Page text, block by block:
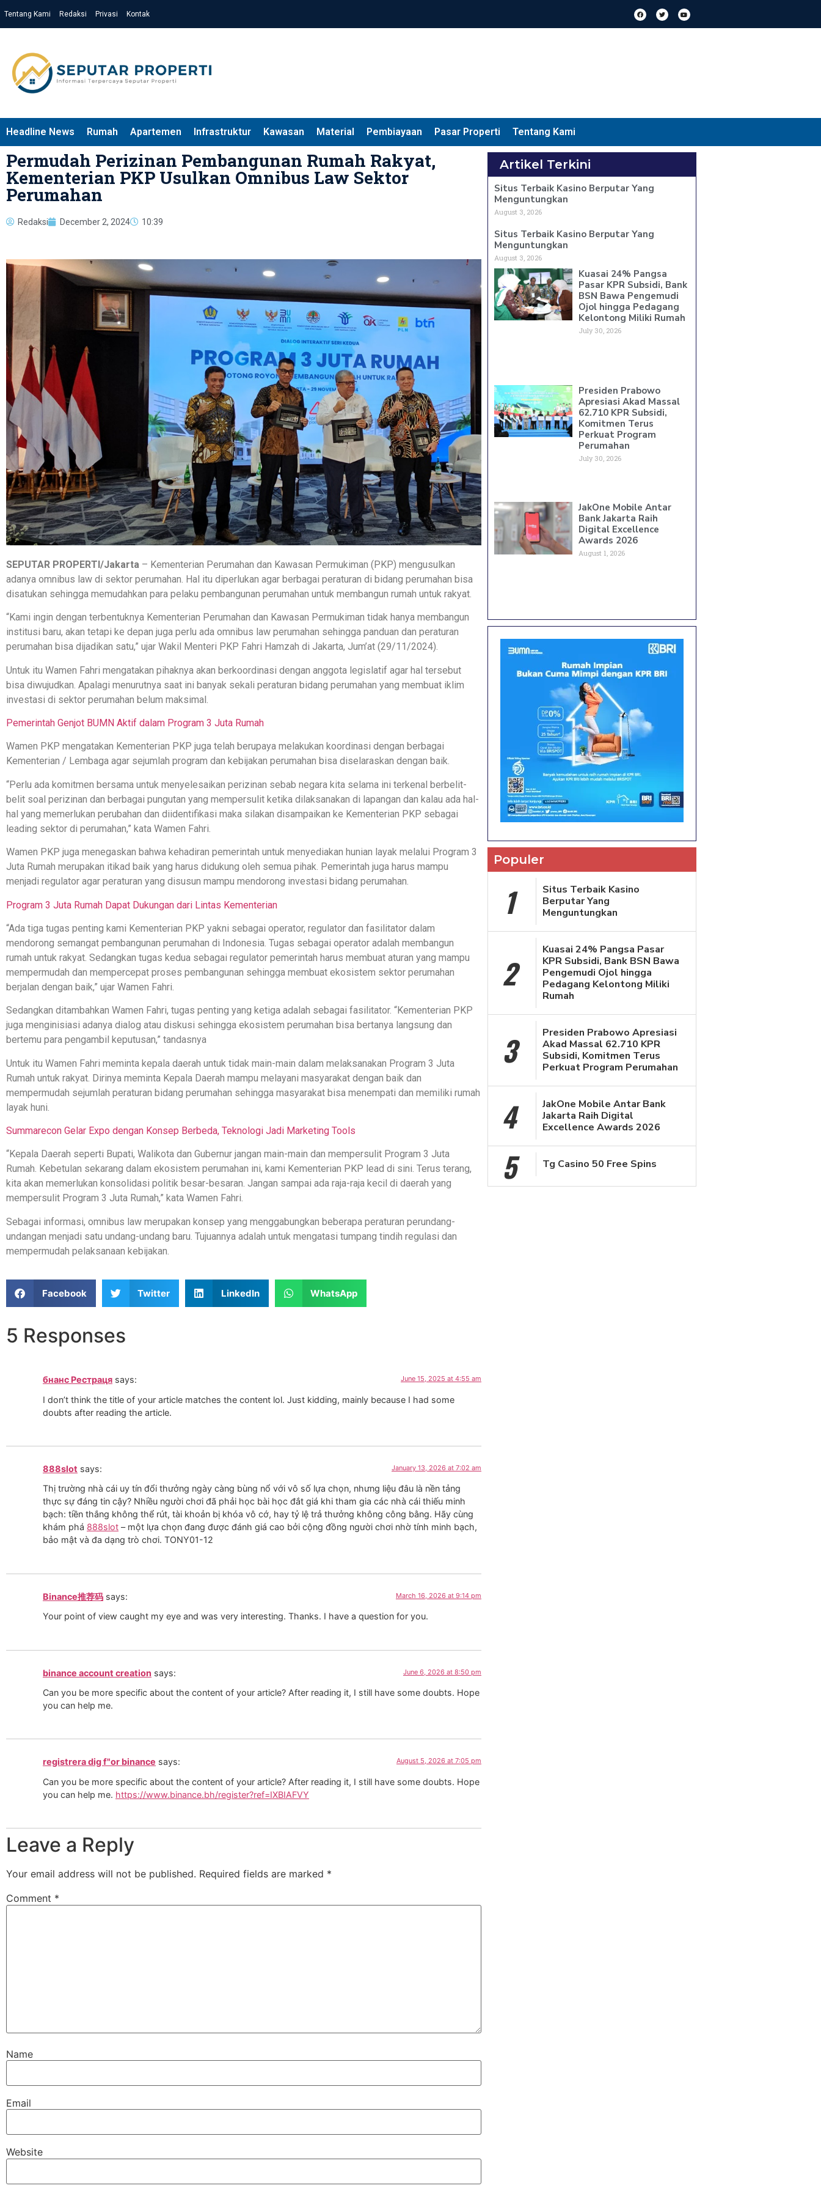
Tentang Kami Redaksi Privasi Kontak
Headline News Rumah Apartemen Infrastruktur Kawasan Material Pembiayaan Pasar Properti Tentang Kami
Permudah Perizinan Pembangunan Rumah Rakyat,
Kementerian PKP Usulkan Omnibus Law Sektor
Perumahan
Redaksi December 2, 2024 10:39
SEPUTAR PROPERTI/Jakarta – Kementerian Perumahan dan Kawasan Permukiman (PKP) mengusulkan
adanya omnibus law di sektor perumahan. Hal itu diperlukan agar berbagai peraturan di bidang perumahan bisa
disatukan sehingga memudahkan para pelaku pembangunan perumahan untuk membangun rumah untuk rakyat.
“Kami ingin dengan terbentuknya Kementerian Perumahan dan Kawasan Permukiman tidak hanya membangun
institusi baru, akan tetapi ke depan juga perlu ada omnibus law perumahan sehingga panduan dan peraturan
perumahan bisa dijadikan satu,” ujar Wakil Menteri PKP Fahri Hamzah di Jakarta, Jum’at (29/11/2024).
Untuk itu Wamen Fahri mengatakan pihaknya akan berkoordinasi dengan anggota legislatif agar hal tersebut
bisa diwujudkan. Apalagi menurutnya saat ini banyak sekali peraturan bidang perumahan yang membuat iklim
investasi di sektor perumahan belum maksimal.
Pemerintah Genjot BUMN Aktif dalam Program 3 Juta Rumah
Wamen PKP mengatakan Kementerian PKP juga telah berupaya melakukan koordinasi dengan berbagai
Kementerian / Lembaga agar sejumlah program dan kebijakan perumahan bisa diselaraskan dengan baik.
“Perlu ada komitmen bersama untuk menyelesaikan perizinan sebab negara kita selama ini terkenal berbelit-
belit soal perizinan dan berbagai pungutan yang mempersulit ketika dilaksanakan di lapangan dan kalau ada hal-
hal yang memerlukan perubahan dan diidentifikasi maka silakan disampaikan ke Kementerian PKP sebagai
leading sektor di perumahan,” kata Wamen Fahri.
Wamen PKP juga menegaskan bahwa kehadiran pemerintah untuk menyediakan hunian layak melalui Program 3
Juta Rumah merupakan itikad baik yang harus didukung oleh semua pihak. Pemerintah juga harus mampu
menjadi regulator agar peraturan yang disusun mampu mendorong investasi bidang perumahan.
Program 3 Juta Rumah Dapat Dukungan dari Lintas Kementerian
“Ada tiga tugas penting kami Kementerian PKP yakni sebagai operator, regulator dan fasilitator dalam
mendorong semangat pembangunan perumahan di Indonesia. Tugas sebagai operator adalah membangun
rumah untuk rakyat. Sedangkan tugas kedua sebagai regulator pemerintah harus membuat aturan yang mampu
mempermudah dan mempercepat proses pembangunan sehingga membuat ekosistem sektor perumahan
berjalan dengan baik,” ujar Wamen Fahri.
Sedangkan ditambahkan Wamen Fahri, tugas penting yang ketiga adalah sebagai fasilitator. “Kementerian PKP
juga menginisiasi adanya dialog atau diskusi sehingga ekosistem perumahan bisa bertanya langsung dan
bertemu para pengambil keputusan,” tandasnya
Untuk itu Wamen Fahri meminta kepala daerah untuk tidak main-main dalam melaksanakan Program 3 Juta
Rumah untuk rakyat. Dirinya meminta Kepala Daerah mampu melayani masyarakat dengan baik dan
mempermudah sejumlah peraturan bidang perumahan sehingga masyarakat bisa menempati dan memiliki rumah
layak huni.
Summarecon Gelar Expo dengan Konsep Berbeda, Teknologi Jadi Marketing Tools
“Kepala Daerah seperti Bupati, Walikota dan Gubernur jangan main-main dan mempersulit Program 3 Juta
Rumah. Kebetulan sekarang dalam ekosistem perumahan ini, kami Kementerian PKP lead di sini. Terus terang,
kita akan memerlukan konsolidasi politik besar-besaran. Jangan sampai ada raja-raja kecil di daerah yang
mempersulit Program 3 Juta Rumah,” kata Wamen Fahri.
Sebagai informasi, omnibus law merupakan konsep yang menggabungkan beberapa peraturan perundang-
undangan menjadi satu undang-undang baru. Tujuannya adalah untuk mengatasi tumpang tindih regulasi dan
mempermudah pelaksanaan kebijakan.
Facebook Twitter LinkedIn WhatsApp
5 Responses
бнанс Рестраця says: June 15, 2025 at 4:55 am
I don’t think the title of your article matches the content lol. Just kidding, mainly because I had some
doubts after reading the article.
888slot says: January 13, 2026 at 7:02 am
Thị trường nhà cái uy tín đổi thưởng ngày càng bùng nổ với vô số lựa chọn, nhưng liệu đâu là nền tảng
thực sự đáng tin cậy? Nhiều người chơi đã phải học bài học đắt giá khi tham gia các nhà cái thiếu minh
bạch: tiền thắng không thể rút, tài khoản bị khóa vô cớ, hay tỷ lệ trả thưởng không công bằng. Hãy cùng
khám phá 888slot – một lựa chọn đang được đánh giá cao bởi cộng đồng người chơi nhờ tính minh bạch,
bảo mật và đa dạng trò chơi. TONY01-12
Binance推荐码 says: March 16, 2026 at 9:14 pm
Your point of view caught my eye and was very interesting. Thanks. I have a question for you.
binance account creation says: June 6, 2026 at 8:50 pm
Can you be more specific about the content of your article? After reading it, I still have some doubts. Hope
you can help me.
registrera dig f"or binance says: August 5, 2026 at 7:05 pm
Can you be more specific about the content of your article? After reading it, I still have some doubts. Hope
you can help me. https://www.binance.bh/register?ref=IXBIAFVY
Leave a Reply
Your email address will not be published. Required fields are marked *
Comment *
Name
Email
Website
Artikel Terkini
Situs Terbaik Kasino Berputar Yang
Menguntungkan
August 3, 2026
Situs Terbaik Kasino Berputar Yang
Menguntungkan
August 3, 2026
Kuasai 24% Pangsa
Pasar KPR Subsidi, Bank
BSN Bawa Pengemudi
Ojol hingga Pedagang
Kelontong Miliki Rumah
July 30, 2026
Presiden Prabowo
Apresiasi Akad Massal
62.710 KPR Subsidi,
Komitmen Terus
Perkuat Program
Perumahan
July 30, 2026
JakOne Mobile Antar
Bank Jakarta Raih
Digital Excellence
Awards 2026
August 1, 2026
Populer
1
Situs Terbaik Kasino
Berputar Yang
Menguntungkan
2
Kuasai 24% Pangsa Pasar
KPR Subsidi, Bank BSN Bawa
Pengemudi Ojol hingga
Pedagang Kelontong Miliki
Rumah
3
Presiden Prabowo Apresiasi
Akad Massal 62.710 KPR
Subsidi, Komitmen Terus
Perkuat Program Perumahan
4
JakOne Mobile Antar Bank
Jakarta Raih Digital
Excellence Awards 2026
5 Tg Casino 50 Free Spins